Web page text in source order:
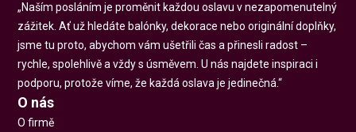
„Naším posláním je proměnit každou oslavu v nezapomenutelný
zážitek. Ať už hledáte balónky, dekorace nebo originální doplňky,
jsme tu proto, abychom vám ušetřili čas a přinesli radost –
rychle, spolehlivě a vždy s úsměvem. U nás najdete inspiraci i
podporu, protože víme, že každá oslava je jedinečná.“
O nás
O firmě